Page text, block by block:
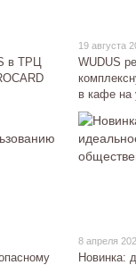
в ТРЦ
19 августа
WUDUS
в кафе на
8 апреля
Новинка: